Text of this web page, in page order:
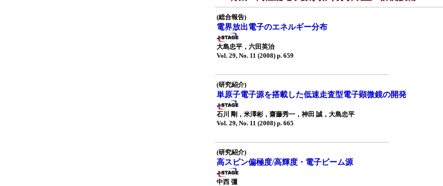
(総合報告)
電界放出電子のエネルギー分布
大島忠平，六田英治
Vol. 29, No. 11 (2008) p. 659
(研究紹介)
単原子電子源を搭載した低速走査型電子顕微鏡の開発
石川 剛，米澤彬，齋藤秀一，神田 誠，大島忠平
Vol. 29, No. 11 (2008) p. 665
(研究紹介)
高スピン偏極度/高輝度・電子ビーム源
中西 彊